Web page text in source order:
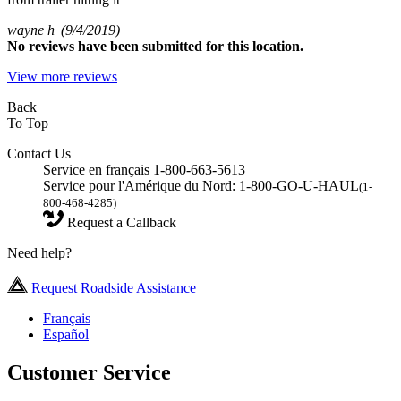
wayne h (9/4/2019)
No reviews have been submitted for this location.
View more reviews
Back
To Top
Contact Us
Service en français 1-800-663-5613
Service pour l'Amérique du Nord: 1-800-GO-U-HAUL(1-
800-468-4285)
Request a Callback
Need help?
Request Roadside Assistance
Français
Español
Customer Service